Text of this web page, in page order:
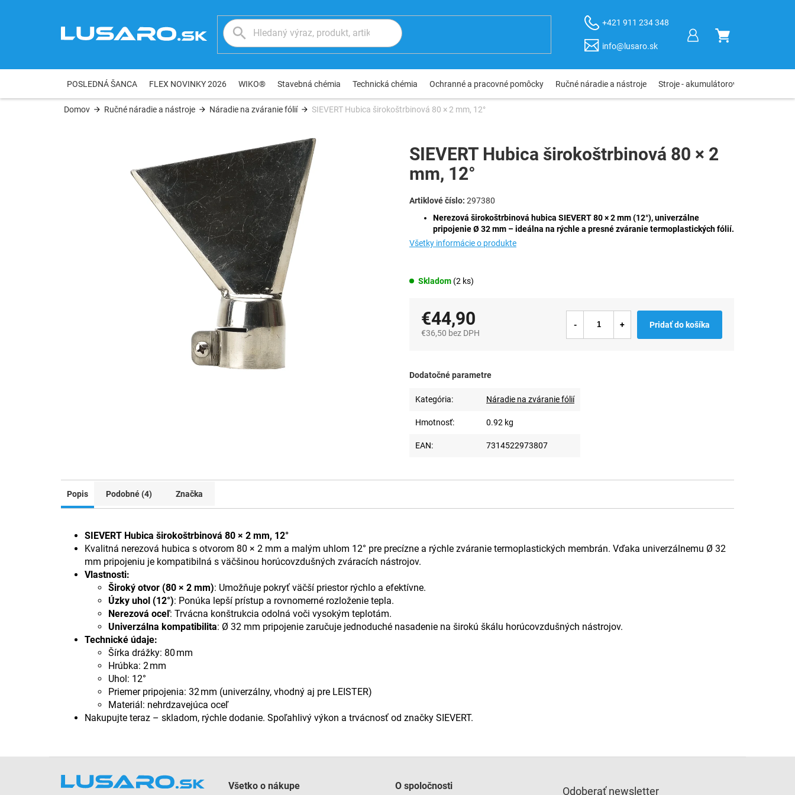
+421 911 234 348
info@lusaro.sk
NÁKUPNÝ
POSLEDNÁ ŠANCA FLEX NOVINKY 2026 WIKO® Stavebná chémia Technická chémia Ochranné a pracovné pomôcky Ručné náradie a nástroje Stroje - akumulátorové, elektro,
Domov Ručné náradie a nástroje Náradie na zváranie fólií SIEVERT Hubica širokoštrbinová 80 × 2 mm, 12°
Skladom (2 ks)
Nerezová širokoštrbinová hubica SIEVERT 80 × 2 mm (12°), univerzálne
pripojenie Ø 32 mm – ideálna na rýchle a presné zváranie termoplastických fólií.
Všetky informácie o produkte
Dodatočné parametre
Kategória: Náradie na zváranie fólií
Hmotnosť: 0.92 kg
EAN: 7314522973807
SIEVERT Hubica širokoštrbinová 80 × 2
mm, 12°
297380
€44,90
€36,50 bez DPH
Pridať do košíka
Popis Podobné (4) Značka
SIEVERT Hubica širokoštrbinová 80 × 2 mm, 12°
Kvalitná nerezová hubica s otvorom 80 × 2 mm a malým uhlom 12° pre precízne a rýchle zváranie termoplastických membrán. Vďaka univerzálnemu Ø 32
mm pripojeniu je kompatibilná s väčšinou horúcovzdušných zváracích nástrojov.
Vlastnosti:
Široký otvor (80 × 2 mm): Umožňuje pokryť väčší priestor rýchlo a efektívne.
Úzky uhol (12°): Ponúka lepší prístup a rovnomerné rozloženie tepla.
Nerezová oceľ: Trvácna konštrukcia odolná voči vysokým teplotám.
Univerzálna kompatibilita: Ø 32 mm pripojenie zaručuje jednoduché nasadenie na širokú škálu horúcovzdušných nástrojov.
Technické údaje:
Šírka drážky: 80 mm
Hrúbka: 2 mm
Uhol: 12°
Priemer pripojenia: 32 mm (univerzálny, vhodný aj pre LEISTER)
Materiál: nehrdzavejúca oceľ
Nakupujte teraz – skladom, rýchle dodanie. Spoľahlivý výkon a trvácnosť od značky SIEVERT.
Všetko o nákupe O spoločnosti Odoberať newsletter